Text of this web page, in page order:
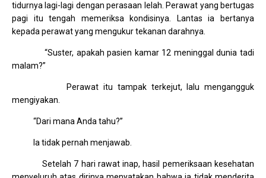
tidurnya lagi-lagi dengan perasaan lelah. Perawat yang bertugas
pagi itu tengah memeriksa kondisinya. Lantas ia bertanya
kepada perawat yang mengukur tekanan darahnya.
“Suster, apakah pasien kamar 12 meninggal dunia tadi
malam?”
Perawat itu tampak terkejut, lalu mengangguk
mengiyakan.
“Dari mana Anda tahu?”
Ia tidak pernah menjawab.
Setelah 7 hari rawat inap, hasil pemeriksaan kesehatan